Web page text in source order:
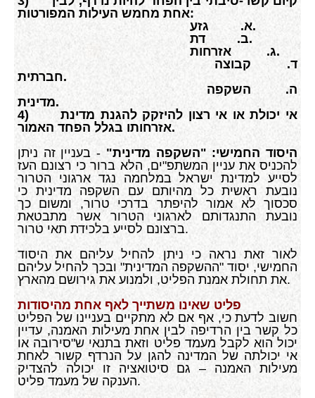
אחת מחמש העילות המפורטות:
א.גזע.
ב.דת.
ג.אזרחות.
ד. קבוצה
חברתית.
ה. השקפה
מדינית.
4)אי יכולת או אי רצון להיזקק להגנת מדינת
אזרחותו בגלל הפחד האמור.
היסוד החמישי: "השקפה מדינית" - בעניין זה ניתן
להכניס את עניין המשתפ"ים, הלא ברור כי רצונם העז
לסייע למדינת ישראל במלחמה נגד ארגוני הטרור
נובעת ראשית כל מהיותם עם השקפה מדינית כי
סכסוך לא אמור להיפתר בדרכי טרור, ומשום כך
נובעת התנגדותם לארגוני הטרור אשר מתבטאת
ברצונם לסייע בלכידת תאי טרור.
לאור זאת נראה כי ניתן להחיל עליהם את היסוד
החמישי, יסוד "ההשקפה המדינית" ובכך להחיל עליהם
את תחולת אמנת הפליט, ולמנוע את גירושם מהארץ.
פליט שאינו משתייך לאף אחת מהיסודות
חשוב לדעת כי, אף אם לא מתקיים בעניינו של הפליט
כל קשר בין הרדיפה לבין אחת מעילות האמנה, עדיין
יכול הוא לקבל מעמד פליט וזאת בתנאי ש"סירובה או
אי יכולתה של המדינה להגן על הנרדף קשור לאחת
מעילות האמנה – גם סיטואציה זו יכולה להצדיק
הענקה של מעמד פליט.